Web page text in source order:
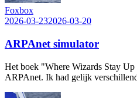
Foxbox
2026-03-232026-03-20
ARPAnet simulator
Het boek "Where Wizards Stay
ARPAnet. Ik had gelijk